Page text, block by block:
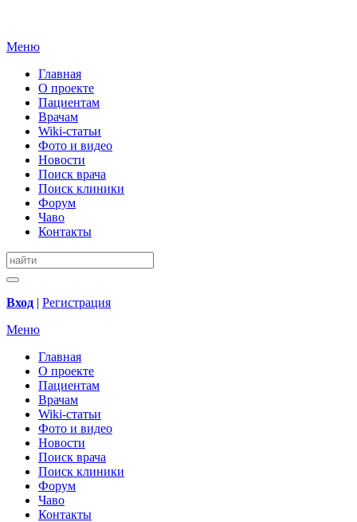
Меню
Главная
О проекте
Пациентам
Врачам
Wiki-статьи
Фото и видео
Новости
Поиск врача
Поиск клиники
Форум
Чаво
Контакты
Вход | Регистрация
Меню
Главная
О проекте
Пациентам
Врачам
Wiki-статьи
Фото и видео
Новости
Поиск врача
Поиск клиники
Форум
Чаво
Контакты